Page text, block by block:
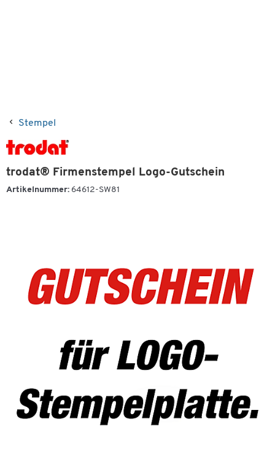
Stempel
trodat® Firmenstempel Logo-Gutschein
Artikelnummer: 64612-SW81